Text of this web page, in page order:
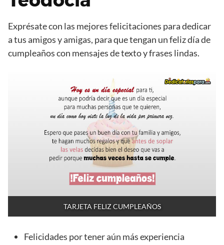
Exprésate con las mejores felicitaciones para dedicar
a tus amigos y amigas, para que tengan un feliz día de
cumpleaños con mensajes de texto y frases lindas.
TARJETA FELIZ CUMPLEAÑOS
Felicidades por tener aún más experiencia